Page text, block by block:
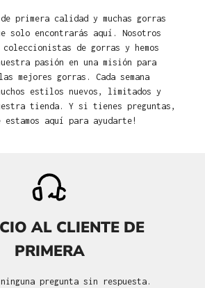
primera calidad y muchas gorras
solo encontrarás aquí. Nosotros
coleccionistas de gorras y hemos
pasión en una misión para
mejores gorras. Cada semana
estilos nuevos, limitados y
tienda. Y si tienes preguntas,
estamos aquí para ayudarte!
AL CLIENTE DE
PRIMERA
ninguna pregunta sin respuesta.